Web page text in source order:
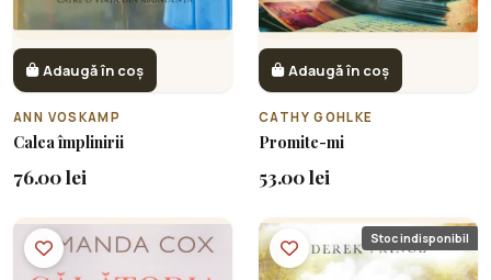
Adaugă în coș
ANN VOSKAMP
Calea împlinirii
76.00 lei
Adaugă în coș
CATHY GOHLKE
Promite-mi
53.00 lei
Stoc indisponibil